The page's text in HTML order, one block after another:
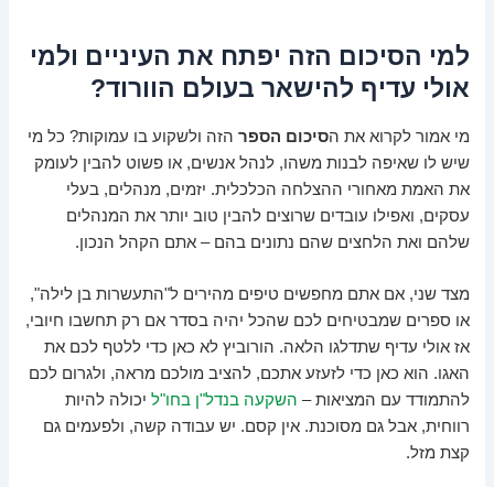
למי הסיכום הזה יפתח את העיניים ולמי
אולי עדיף להישאר בעולם הוורוד?
מי אמור לקרוא את הסיכום הספר הזה ולשקוע בו עמוקות? כל מי
שיש לו שאיפה לבנות משהו, לנהל אנשים, או פשוט להבין לעומק
את האמת מאחורי ההצלחה הכלכלית. יזמים, מנהלים, בעלי
עסקים, ואפילו עובדים שרוצים להבין טוב יותר את המנהלים
שלהם ואת הלחצים שהם נתונים בהם – אתם הקהל הנכון.
מצד שני, אם אתם מחפשים טיפים מהירים ל"התעשרות בן לילה",
או ספרים שמבטיחים לכם שהכל יהיה בסדר אם רק תחשבו חיובי,
אז אולי עדיף שתדלגו הלאה. הורוביץ לא כאן כדי ללטף לכם את
האגו. הוא כאן כדי לזעזע אתכם, להציב מולכם מראה, ולגרום לכם
להתמודד עם המציאות – השקעה בנדל"ן בחו"ל יכולה להיות
רווחית, אבל גם מסוכנת. אין קסם. יש עבודה קשה, ולפעמים גם
קצת מזל.